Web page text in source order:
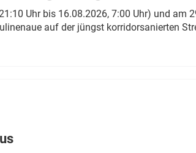
Uhr bis 16.08.2026, 7:00 Uhr) und am
auf der jüngst korridorsanierten